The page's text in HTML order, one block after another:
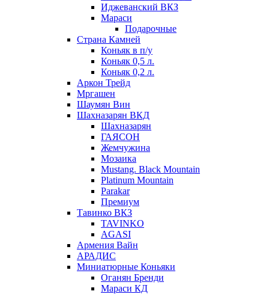
Иджеванский ВКЗ
Мараси
Подарочные
Страна Камней
Коньяк в п/у
Коньяк 0,5 л.
Коньяк 0,2 л.
Аркон Трейд
Мргашен
Шаумян Вин
Шахназарян ВКД
Шахназарян
ГАЯСОН
Жемчужина
Мозаика
Mustang. Black Mountain
Platinum Mountain
Parakar
Премиум
Тавинко ВКЗ
TAVINKO
AGASI
Армения Вайн
АРАДИС
Миниатюрные Коньяки
Оганян Бренди
Мараси КД